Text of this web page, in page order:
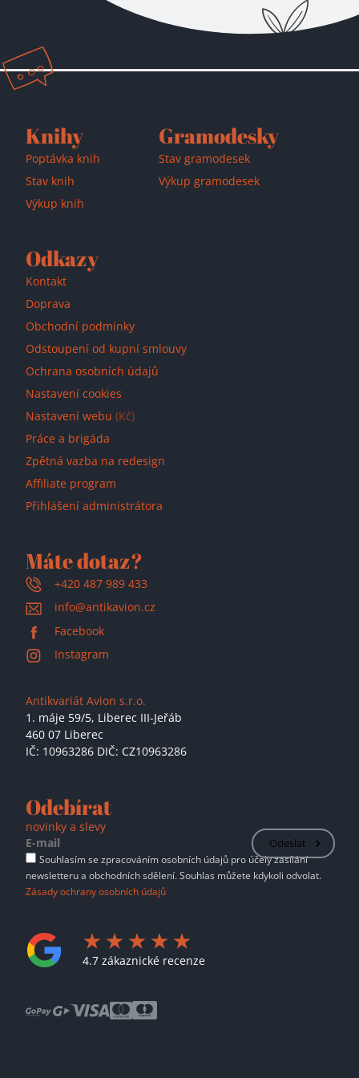
Přidáno do košíku!
Knihy
Poptávka knih
Stav knih
Výkup knih
Gramodesky
Stav gramodesek
Výkup gramodesek
Odkazy
Kontakt
Doprava
Obchodní podmínky
Odstoupení od kupní smlouvy
Ochrana osobních údajů
Nastavení cookies
Nastavení webu (Kč)
Práce a brigáda
Zpětná vazba na redesign
Affiliate program
Přihlášení administrátora
Máte dotaz?
+420 487 989 433
info@antikavion.cz
Facebook
Instagram
Antikvariát Avion s.r.o.
1. máje 59/5, Liberec III-Jeřáb
460 07 Liberec
IČ: 10963286 DIČ: CZ10963286
Odebírat
novinky a slevy
Odeslat
Souhlasím se zpracováním osobních údajů pro účely zasílání
newsletteru a obchodních sdělení. Souhlas můžete kdykoli odvolat.
Zásady ochrany osobních údajů
4.7 zákaznické recenze